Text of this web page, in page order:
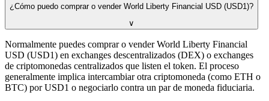
¿Cómo puedo comprar o vender World Liberty Financial USD (USD1)?
∨
Normalmente puedes comprar o vender World Liberty Financial
USD (USD1) en exchanges descentralizados (DEX) o exchanges
de criptomonedas centralizados que listen el token. El proceso
generalmente implica intercambiar otra criptomoneda (como ETH o
BTC) por USD1 o negociarlo contra un par de moneda fiduciaria.